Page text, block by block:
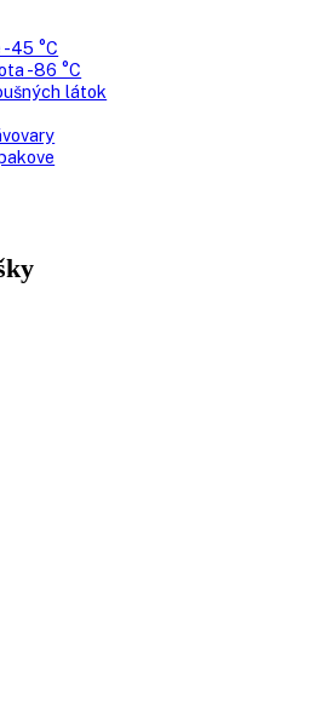
mrazničky
Neresklenné dvere
Presklenné dvere